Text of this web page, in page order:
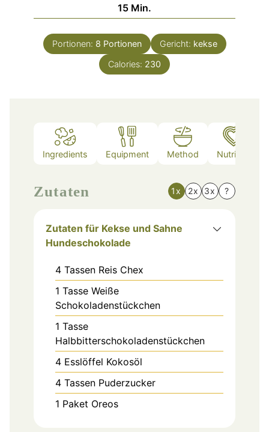
15Minuten
Min.
Portionen: 8 Portionen Gericht: kekse
Calories: 230
Ingredients Equipment Method Nutrition
Zutaten 1x 2x 3x ?
Zutaten für Kekse und Sahne
Hundeschokolade
4 Tassen Reis Chex
1 Tasse Weiße
Schokoladenstückchen
1 Tasse
Halbbitterschokoladenstückchen
4 Esslöffel Kokosöl
4 Tassen Puderzucker
1 Paket Oreos